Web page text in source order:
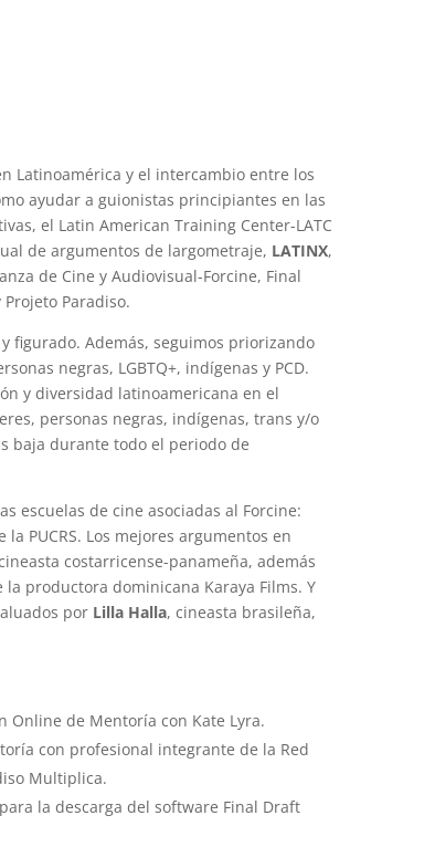
Latinoamérica y el intercambio entre los
ayudar a guionistas principiantes en las
el Latin American Training Center-LATC
de argumentos de largometraje, LATINX,
de Cine y Audiovisual-Forcine, Final
Paradiso.
figurado. Además, seguimos priorizando
negras, LGBTQ+, indígenas y PCD.
y diversidad latinoamericana en el
personas negras, indígenas, trans y/o
baja durante todo el periodo de
escuelas de cine asociadas al Forcine:
la PUCRS. Los mejores argumentos en
costarricense-panameña, además
la productora dominicana Karaya Films. Y
por Lilla Halla, cineasta brasileña,
Online de Mentoría con Kate Lyra.
con profesional integrante de la Red
Multiplica.
la descarga del software Final Draft